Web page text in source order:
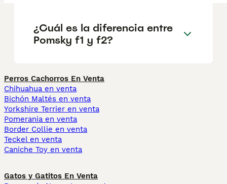
¿Cuál es la diferencia entre
Pomsky f1 y f2?
Perros Cachorros En Venta
Chihuahua en venta
Bichón Maltés en venta
Yorkshire Terrier en venta
Pomerania en venta
Border Collie en venta
Teckel en venta
Caniche Toy en venta
Gatos y Gatitos En Venta